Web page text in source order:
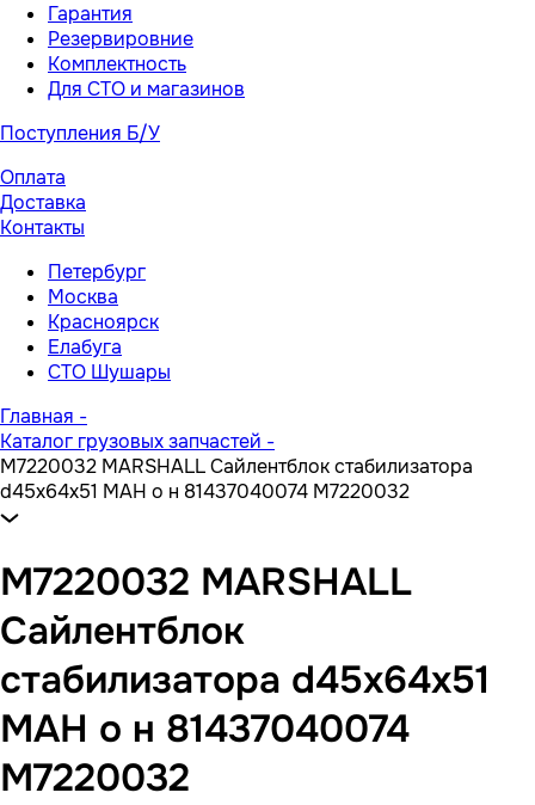
Гарантия
Резервировние
Комплектность
Для СТО и магазинов
Поступления Б/У
Оплата
Доставка
Контакты
Петербург
Москва
Красноярск
Елабуга
СТО Шушары
Главная -
Каталог грузовых запчастей -
M7220032 MARSHALL Сайлентблок стабилизатора
d45х64x51 МАН о н 81437040074 M7220032
M7220032 MARSHALL
Сайлентблок
стабилизатора d45х64x51
МАН о н 81437040074
M7220032